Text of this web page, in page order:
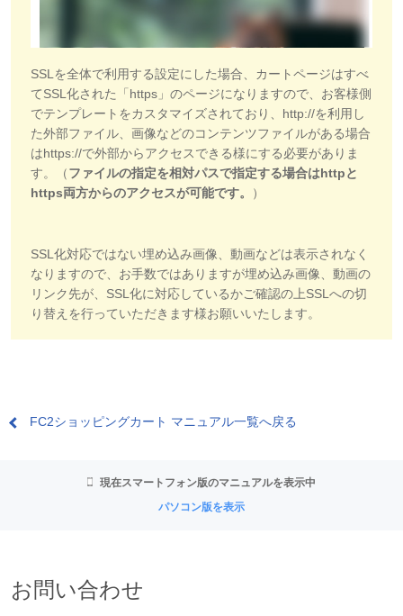
SSLを全体で利用する設定にした場合、カートページはすべ
てSSL化された「https」のページになりますので、お客様側
でテンプレートをカスタマイズされており、http://を利用し
た外部ファイル、画像などのコンテンツファイルがある場合
はhttps://で外部からアクセスできる様にする必要がありま
す。（ファイルの指定を相対パスで指定する場合はhttpと
https両方からのアクセスが可能です。
）
SSL化対応ではない埋め込み画像、動画などは表示されなく
なりますので、お手数ではありますが埋め込み画像、動画の
リンク先が、SSL化に対応しているかご確認の上SSLへの切
り替えを行っていただきます様お願いいたします。
FC2ショッピングカート マニュアル一覧へ戻る
現在スマートフォン版のマニュアルを表示中
パソコン版を表示
お問い合わせ